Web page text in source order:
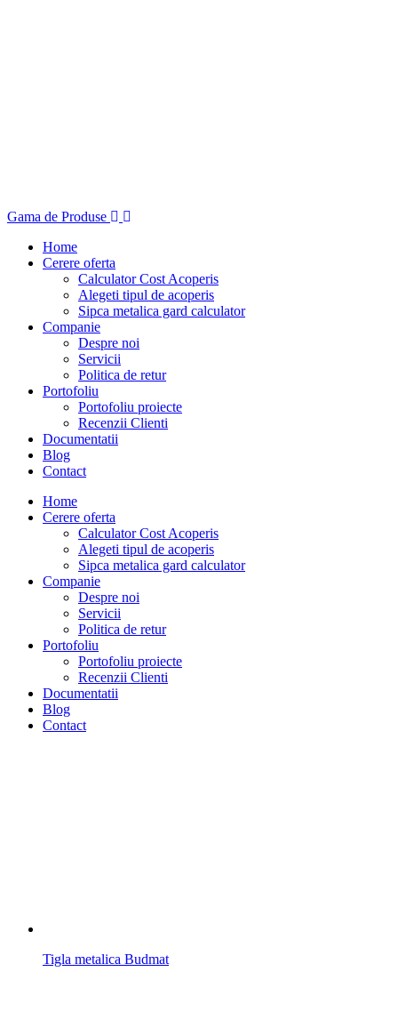
Gama de Produse
Home
Cerere oferta
Calculator Cost Acoperis
Alegeti tipul de acoperis
Sipca metalica gard calculator
Companie
Despre noi
Servicii
Politica de retur
Portofoliu
Portofoliu proiecte
Recenzii Clienti
Documentatii
Blog
Contact
Home
Cerere oferta
Calculator Cost Acoperis
Alegeti tipul de acoperis
Sipca metalica gard calculator
Companie
Despre noi
Servicii
Politica de retur
Portofoliu
Portofoliu proiecte
Recenzii Clienti
Documentatii
Blog
Contact
Tigla metalica Budmat